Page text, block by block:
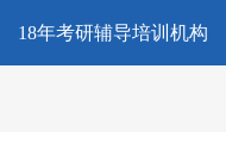
18年考研辅导培训机构